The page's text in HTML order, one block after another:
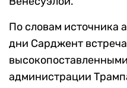
По словам источника
дни Сарджент
администрации